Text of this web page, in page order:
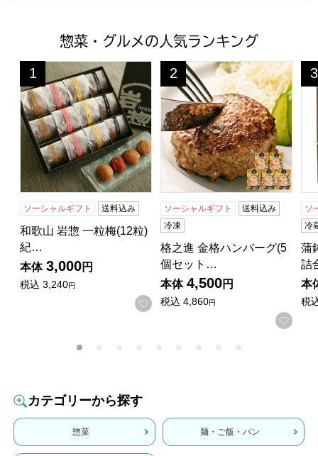
惣菜・グルメの人気ランキング
和歌山 岩惣 一粒梅(12粒) 紀州南高梅A級特選梅使用 12粒
1
位
ソーシャルギフト 送料込み
和歌山 岩惣 一粒梅(12粒)
紀…
本体 3,000円
税込 3,240円
お気に入りに登録する
格之進 金格ハンバーグ(5個セ
2
位
ソーシャルギフト
送料込み
冷凍
格之進 金格ハンバーグ(5
個セット…
本体 4,500円
税込 4,860円
お気
3
位
ソ
冷
蒲
詰
本
税
カテゴリーから探す
惣菜 麺・ご飯・パン